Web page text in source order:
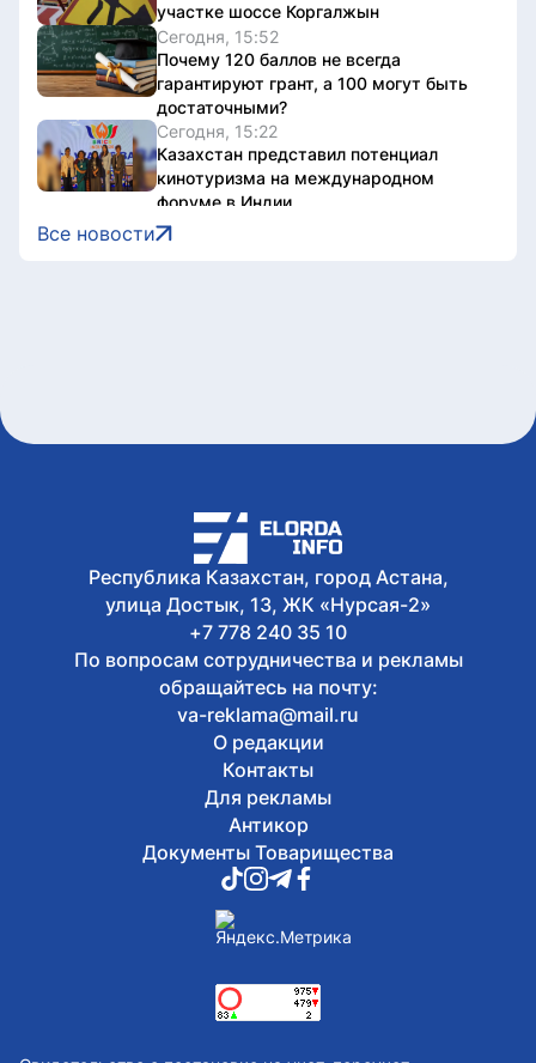
участке шоссе Коргалжын
Сегодня, 15:52
Почему 120 баллов не всегда
гарантируют грант, а 100 могут быть
достаточными?
Сегодня, 15:22
Казахстан представил потенциал
кинотуризма на международном
форуме в Индии
Сегодня, 15:22
Как очищают реку Есиль от
водорослей, тины и мусора в Астане
Все новости
Республика Казахстан, город Астана,
улица Достык, 13, ЖК «Нурсая-2»
+7 778 240 35 10
По вопросам сотрудничества и рекламы
обращайтесь на почту:
va-reklama@mail.ru
О редакции
Контакты
Для рекламы
Антикор
Документы Товарищества